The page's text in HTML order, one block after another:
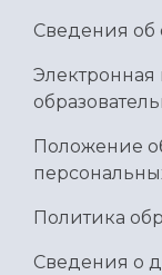
Сведения об
Положение
Политика
Сведения о